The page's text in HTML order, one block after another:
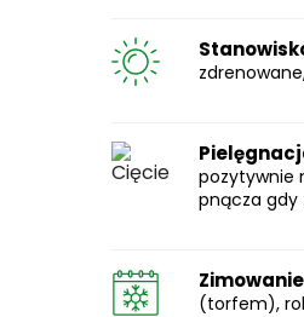
pozytywnie
pnącza gdy
Zimowanie
(torfem),